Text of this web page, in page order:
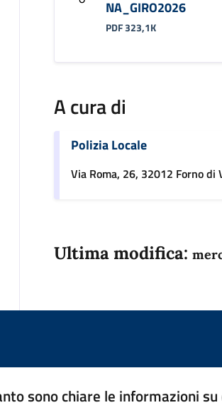
NA_GIRO2026
PDF 323,1K
A cura di
Polizia Locale
Via Roma, 26, 32012 Forno di
Ultima modifica:
sono chiare le informazioni